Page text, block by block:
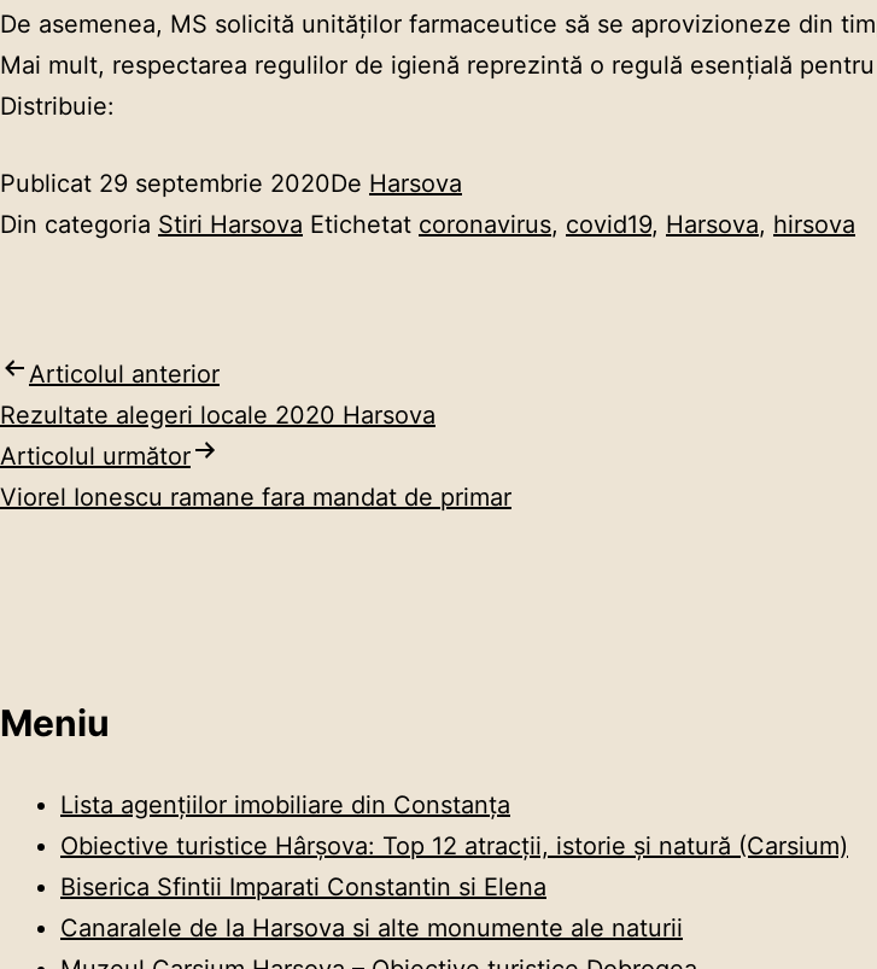
De asemenea, MS solicită unităților farmaceutice să se aprovizioneze din
Mai mult, respectarea regulilor de igienă reprezintă o regulă esențială
Distribuie:
Publicat 29 septembrie 2020De Harsova
Din categoria Stiri Harsova Etichetat coronavirus, covid19, Harsova, hirsova
Navigare
în
articole
Articolul anterior
Rezultate alegeri locale 2020 Harsova
Articolul următor
Viorel Ionescu ramane fara mandat de primar
Meniu
Lista agențiilor imobiliare din Constanța
Obiective turistice Hârșova: Top 12 atracții, istorie și natură (Carsium)
Biserica Sfintii Imparati Constantin si Elena
Canaralele de la Harsova si alte monumente ale naturii